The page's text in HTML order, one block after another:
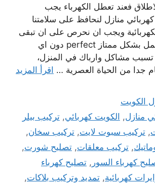
فعند تعطل الكهرباء يجب
كهربائي منازل لنحافظ على سلامتنا
ويجب ان نحرص على ان تبقى
كهرباء المنزل تعمل بشكل ممتاز perfect دون اي
مشاكل وارباك في المنزل،
جدا من الحياة العصرية … اقرأ المزيد
الكويت
منازل, الكويت كهربائي,تركيب بيلر
, تركيب سبوت لايت, تركيب سخان,
, تركيب معلقات, تصليح شورت,
كهرباء السور , تصليح كهرباء
كهربائية, تمديد وتركيب بلاكات,